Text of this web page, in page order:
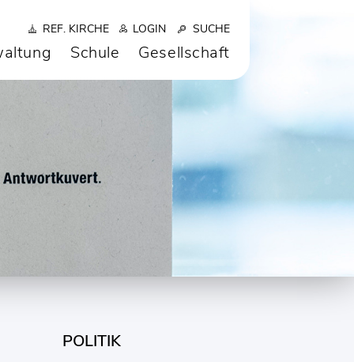
REF. KIRCHE LOGIN SUCHE
Schule Gesellschaft
POLITIK